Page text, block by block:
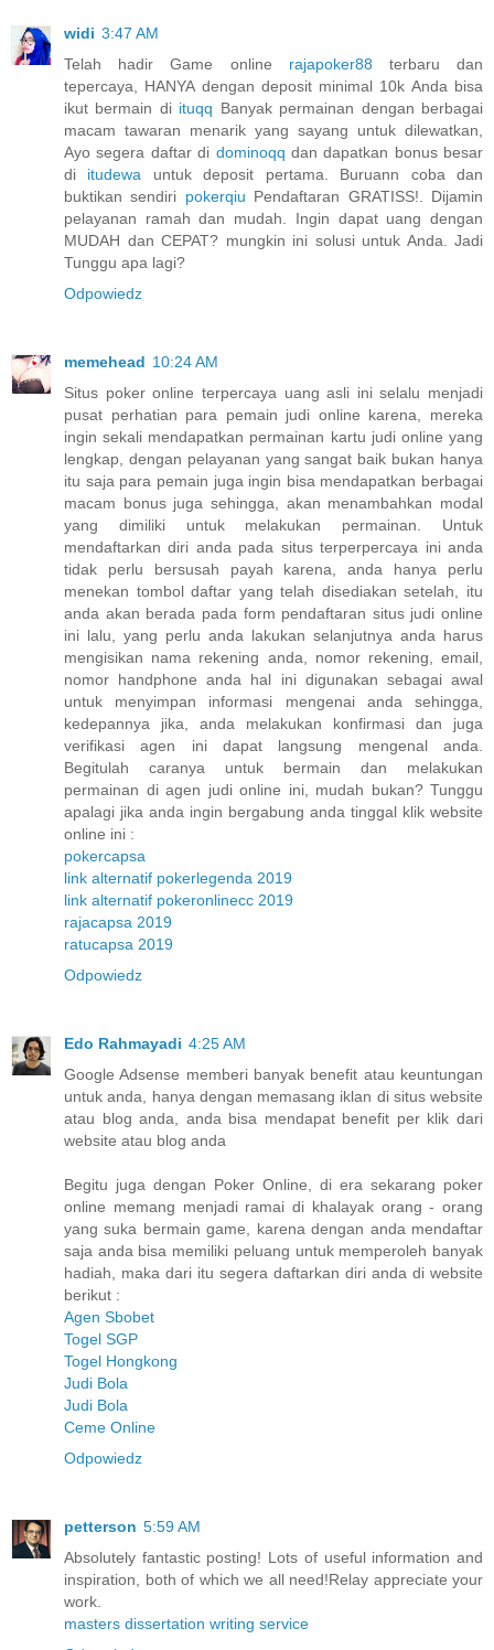
widi 3:47 AM
Telah hadir Game online rajapoker88 terbaru dan
tepercaya, HANYA dengan deposit minimal 10k Anda bisa
ikut bermain di ituqq Banyak permainan dengan berbagai
macam tawaran menarik yang sayang untuk dilewatkan,
Ayo segera daftar di dominoqq dan dapatkan bonus besar
di itudewa untuk deposit pertama. Buruann coba dan
buktikan sendiri pokerqiu Pendaftaran GRATISS!. Dijamin
pelayanan ramah dan mudah. Ingin dapat uang dengan
MUDAH dan CEPAT? mungkin ini solusi untuk Anda. Jadi
Tunggu apa lagi?
Odpowiedz
memehead 10:24 AM
Situs poker online terpercaya uang asli ini selalu menjadi
pusat perhatian para pemain judi online karena, mereka
ingin sekali mendapatkan permainan kartu judi online yang
lengkap, dengan pelayanan yang sangat baik bukan hanya
itu saja para pemain juga ingin bisa mendapatkan berbagai
macam bonus juga sehingga, akan menambahkan modal
yang dimiliki untuk melakukan permainan. Untuk
mendaftarkan diri anda pada situs terperpercaya ini anda
tidak perlu bersusah payah karena, anda hanya perlu
menekan tombol daftar yang telah disediakan setelah, itu
anda akan berada pada form pendaftaran situs judi online
ini lalu, yang perlu anda lakukan selanjutnya anda harus
mengisikan nama rekening anda, nomor rekening, email,
nomor handphone anda hal ini digunakan sebagai awal
untuk menyimpan informasi mengenai anda sehingga,
kedepannya jika, anda melakukan konfirmasi dan juga
verifikasi agen ini dapat langsung mengenal anda.
Begitulah caranya untuk bermain dan melakukan
permainan di agen judi online ini, mudah bukan? Tunggu
apalagi jika anda ingin bergabung anda tinggal klik website
online ini :
pokercapsa
link alternatif pokerlegenda 2019
link alternatif pokeronlinecc 2019
rajacapsa 2019
ratucapsa 2019
Odpowiedz
Edo Rahmayadi 4:25 AM
Google Adsense memberi banyak benefit atau keuntungan
untuk anda, hanya dengan memasang iklan di situs website
atau blog anda, anda bisa mendapat benefit per klik dari
website atau blog anda
Begitu juga dengan Poker Online, di era sekarang poker
online memang menjadi ramai di khalayak orang - orang
yang suka bermain game, karena dengan anda mendaftar
saja anda bisa memiliki peluang untuk memperoleh banyak
hadiah, maka dari itu segera daftarkan diri anda di website
berikut :
Agen Sbobet
Togel SGP
Togel Hongkong
Judi Bola
Judi Bola
Ceme Online
Odpowiedz
petterson 5:59 AM
Absolutely fantastic posting! Lots of useful information and
inspiration, both of which we all need!Relay appreciate your
work.
masters dissertation writing service